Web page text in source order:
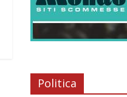
Politica